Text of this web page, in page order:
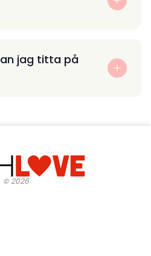
jag titta på
©2026